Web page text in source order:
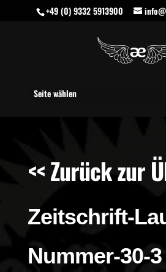
+49 (0) 9332 5913900
Seite wählen
<< Zurück zur
Zeitschrift-
Nummer-30-3